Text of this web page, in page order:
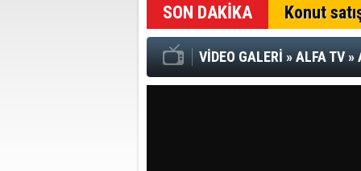
Konut
VİDEO GALERİ »ALFA TV»